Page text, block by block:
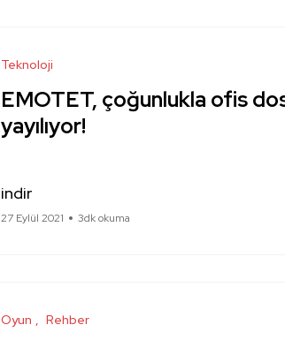
Teknoloji
EMOTET, çoğunlukla ofis
yayılıyor!
indir
27 Eylül 2021 3dk okuma
Oyun Rehber